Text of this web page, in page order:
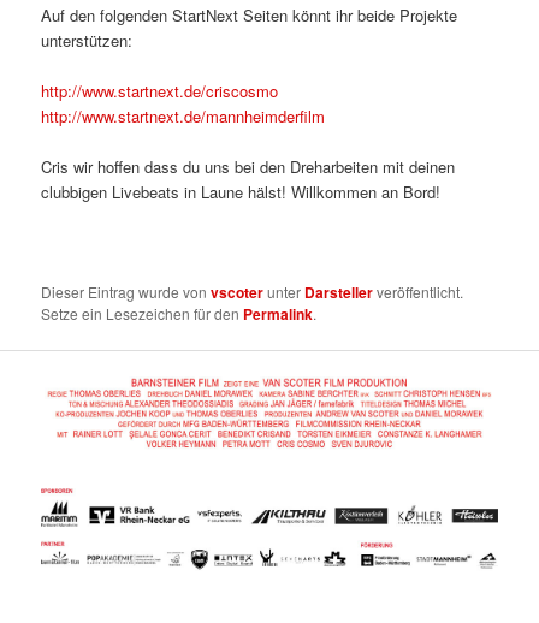
Auf den folgenden StartNext Seiten könnt ihr beide Projekte
unterstützen:
http://www.startnext.de/criscosmo
http://www.startnext.de/mannheimderfilm
Cris wir hoffen dass du uns bei den Dreharbeiten mit deinen
clubbigen Livebeats in Laune hälst! Willkommen an Bord!
Dieser Eintrag wurde vonvscoterunter Darstellerveröffentlicht.
Setze ein Lesezeichen für den Permalink.